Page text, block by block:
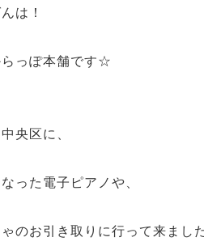
は！
っぽ本舗です☆
央区に、
った電子ピアノや、
のお引き取りに行って来まし